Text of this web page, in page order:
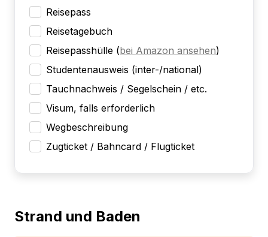
Reisepass
Reisetagebuch
Reisepasshülle (bei Amazon ansehen)
Studentenausweis (inter-/national)
Tauchnachweis / Segelschein / etc.
Visum, falls erforderlich
Wegbeschreibung
Zugticket / Bahncard / Flugticket
Strand und Baden